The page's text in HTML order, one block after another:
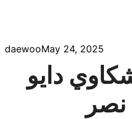
daewooMay 24, 2025
دايو
نصر